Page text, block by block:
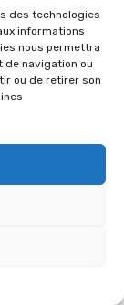
des technologies
informations
nous permettra
de navigation ou
ou de retirer son